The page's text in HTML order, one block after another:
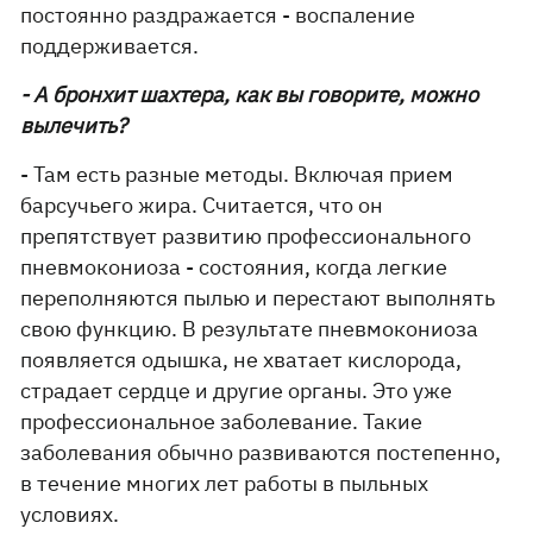
постоянно раздражается - воспаление
поддерживается.
- А бронхит шахтера, как вы говорите, можно
вылечить?
- Там есть разные методы. Включая прием
барсучьего жира. Считается, что он
препятствует развитию профессионального
пневмокониоза - состояния, когда легкие
переполняются пылью и перестают выполнять
свою функцию. В результате пневмокониоза
появляется одышка, не хватает кислорода,
страдает сердце и другие органы. Это уже
профессиональное заболевание. Такие
заболевания обычно развиваются постепенно,
в течение многих лет работы в пыльных
условиях.